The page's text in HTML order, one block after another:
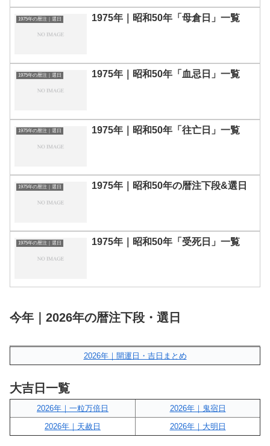
1975年の暦注｜選日 1975年｜昭和50年「母倉日」一覧
1975年の暦注｜選日 1975年｜昭和50年「血忌日」一覧
1975年の暦注｜選日 1975年｜昭和50年「往亡日」一覧
1975年の暦注｜選日 1975年｜昭和50年の暦注下段&選日
1975年の暦注｜選日 1975年｜昭和50年「受死日」一覧
今年｜2026年の暦注下段・選日
2026年｜開運日・吉日まとめ
大吉日一覧
2026年｜一粒万倍日
2026年｜鬼宿日
2026年｜天赦日
2026年｜大明日